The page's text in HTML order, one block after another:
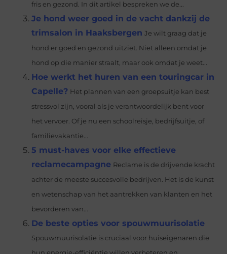
fris en gezond. In dit artikel bespreken we de...
Je hond weer goed in de vacht dankzij de
trimsalon in Haaksbergen Je wilt graag dat je
hond er goed en gezond uitziet. Niet alleen omdat je
hond op die manier straalt, maar ook omdat je weet...
Hoe werkt het huren van een touringcar in
Capelle? Het plannen van een groepsuitje kan best
stressvol zijn, vooral als je verantwoordelijk bent voor
het vervoer. Of je nu een schoolreisje, bedrijfsuitje, of
familievakantie...
5 must-haves voor elke effectieve
reclamecampagne Reclame is de drijvende kracht
achter de meeste succesvolle bedrijven. Het is de kunst
en wetenschap van het aantrekken van klanten en het
bevorderen van...
De beste opties voor spouwmuurisolatie
Spouwmuurisolatie is cruciaal voor huiseigenaren die